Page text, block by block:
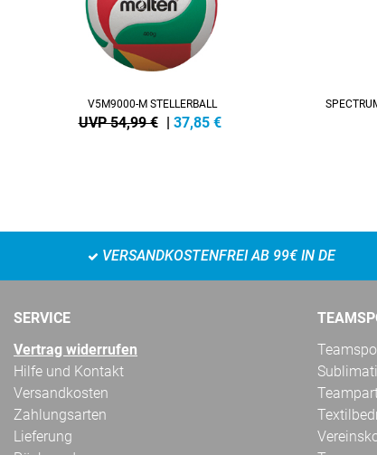
V5M9000-M STELLERBALL
UVP 54,99 € | 37,85 €
VERSANDKOSTENFREI AB 99€ IN DE
SERVICE
Vertrag widerrufen
Hilfe und Kontakt
Versandkosten
Zahlungsarten
Lieferung